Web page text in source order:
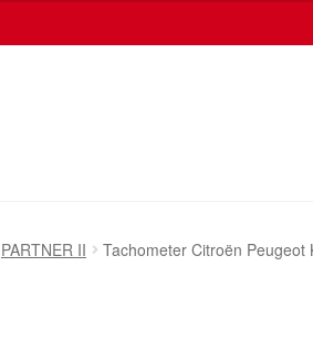
PARTNER II Tachometer Citroën